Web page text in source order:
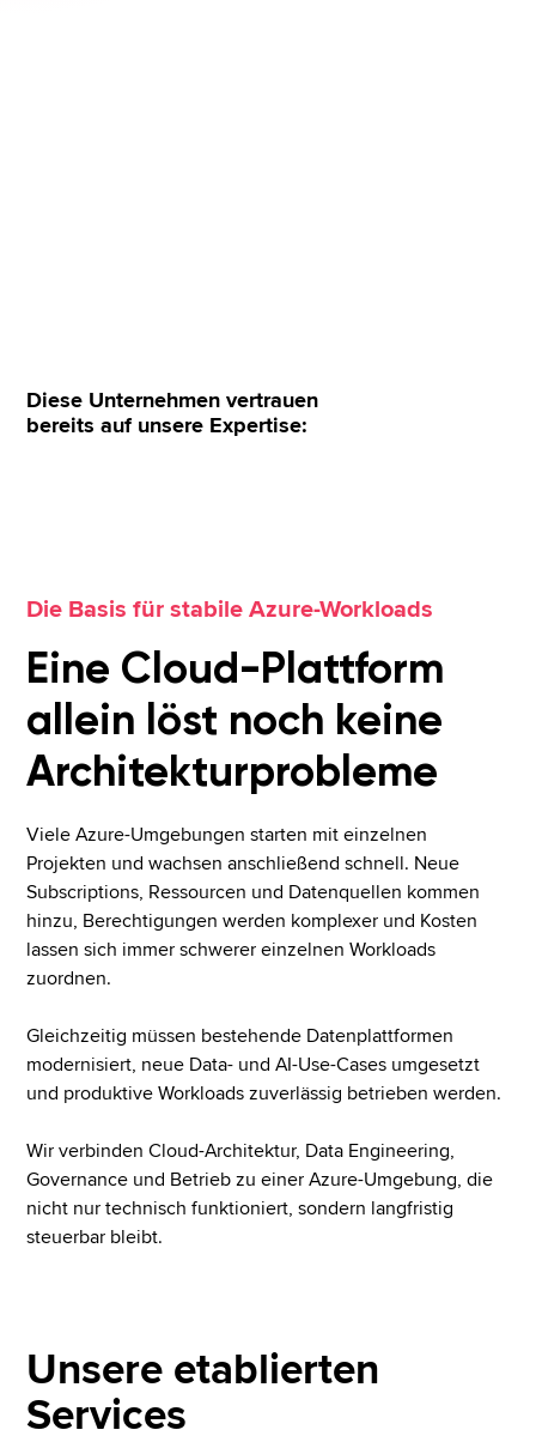
Diese Unternehmen vertrauen
bereits auf unsere Expertise:
Die Basis für stabile Azure-Workloads
Eine Cloud-Plattform
allein löst noch keine
Architekturprobleme
Viele Azure-Umgebungen starten mit einzelnen
Projekten und wachsen anschließend schnell. Neue
Subscriptions, Ressourcen und Datenquellen kommen
hinzu, Berechtigungen werden komplexer und Kosten
lassen sich immer schwerer einzelnen Workloads
zuordnen.
Gleichzeitig müssen bestehende Datenplattformen
modernisiert, neue Data- und AI-Use-Cases umgesetzt
und produktive Workloads zuverlässig betrieben werden.
Wir verbinden Cloud-Architektur, Data Engineering,
Governance und Betrieb zu einer Azure-Umgebung, die
nicht nur technisch funktioniert, sondern langfristig
steuerbar bleibt.
Unsere etablierten
Services